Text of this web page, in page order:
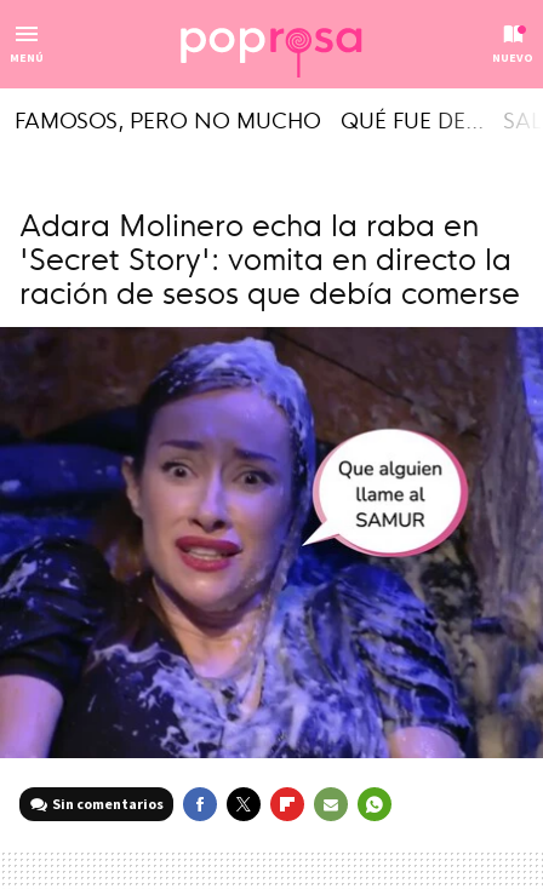
MENÚ NUEVO
FAMOSOS, PERO NO MUCHO QUÉ FUE DE...
Adara Molinero echa la raba en
'Secret Story': vomita en directo la
ración de sesos que debía comerse
Sin comentarios
MAIL